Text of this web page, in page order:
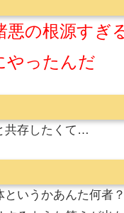
悪の根源すぎ
やったんだ
共存したくて…
というかあんた何者